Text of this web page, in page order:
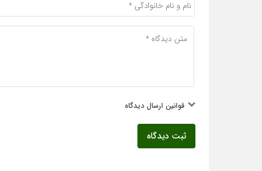
قوانین ارسال دیدگاه
ثبت دیدگاه